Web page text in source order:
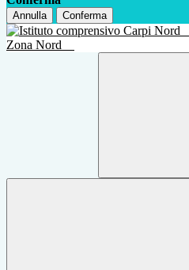
Annulla Conferma
Zona Nord